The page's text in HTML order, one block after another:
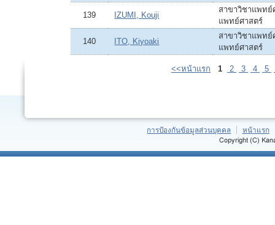
139 IZUMI, Kouji
สาขาวิชาแพทย์
แพทย์ศาสตร์
140 ITO, Kiyoaki
สาขาวิชาแพทย์
แพทย์ศาสตร์
<<หน้าแรก 1 2 3 4 5
การป้องกันข้อมูลส่วนบุคคล หน้าแรก